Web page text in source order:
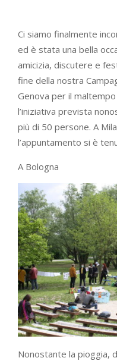
Ci siamo finalmente
ed è stata una bella
amicizia, discutere e
fine della nostra
Genova per il
l’iniziativa prevista
più di 50 persone. A
l’appuntamento si è
A Bologna
Nonostante la pioggia,